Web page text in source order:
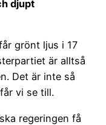
djupt
grönt ljus i 17
är alltså
Det är inte så
vi se till.
ska regeringen få